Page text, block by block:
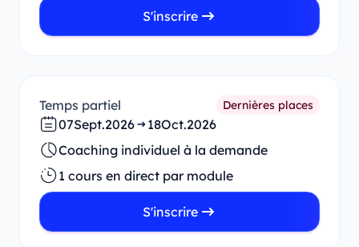
S'inscrire
Temps partiel Dernières places
07Sept.2026 18Oct.2026
Coaching individuel à la demande
1 cours en direct par module
S'inscrire